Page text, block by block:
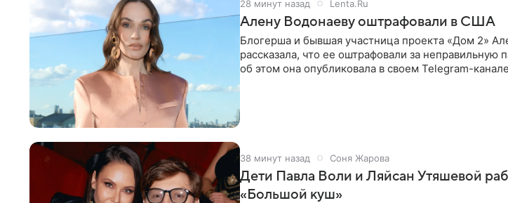
28 минут назад Lenta.Ru
Алену Водонаеву оштрафовали в США
Блогерша и бывшая участница проекта «Дом 2»
рассказала, что ее оштрафовали за неправильную
об этом она опубликовала в своем Telegram-
38 минут назад Соня Жарова
Дети Павла Воли и Ляйсан Утяшевой
«Большой куш»